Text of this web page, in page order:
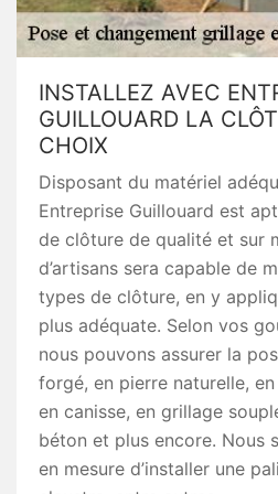
INSTALLEZ AVEC
GUILLOUARD LA
CHOIX
Disposant du matériel
Entreprise Guillouard est
de clôture de qualité et sur
d’artisans sera capable de
types de clôture, en y
plus adéquate. Selon vos
nous pouvons assurer la
forgé, en pierre naturelle,
en canisse, en grillage
béton et plus encore. Nous
en mesure d’installer une